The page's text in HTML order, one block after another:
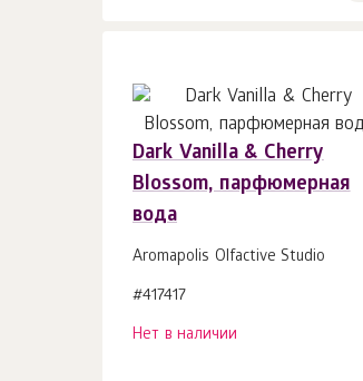
Dark Vanilla & Cherry
Blossom, парфюмерная
вода
Aromapolis Olfactive Studio
#417417
Нет в наличии